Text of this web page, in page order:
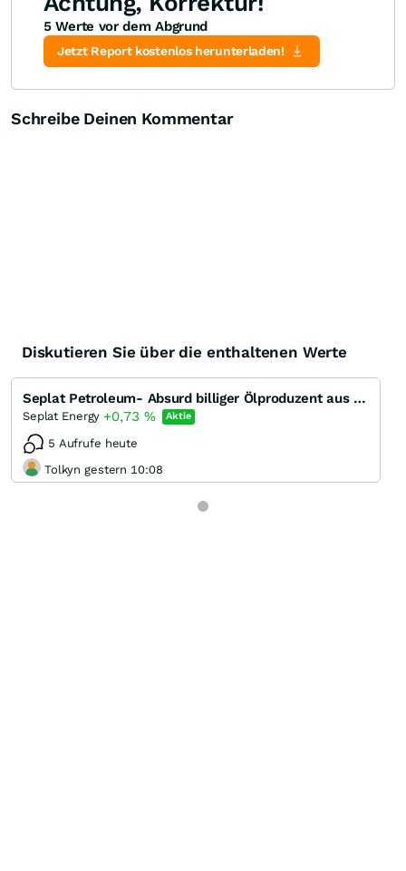
5 Werte vor dem Abgrund
Jetzt Report kostenlos herunterladen!
Schreibe Deinen Kommentar
Diskutieren Sie über die enthaltenen Werte
Seplat Petroleum- Absurd billiger Ölproduzent aus Nigeria
Seplat Energy +0,73 % Aktie
5 Aufrufe heute
Tolkyn gestern 10:08